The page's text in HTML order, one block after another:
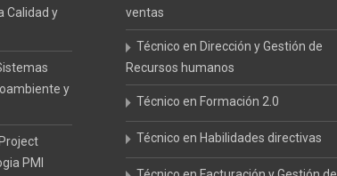
Calidad y
y
PMI
ventas
Técnico en Dirección y Gestión de
Recursos humanos
Técnico en Formación 2.0
Técnico en Habilidades directivas